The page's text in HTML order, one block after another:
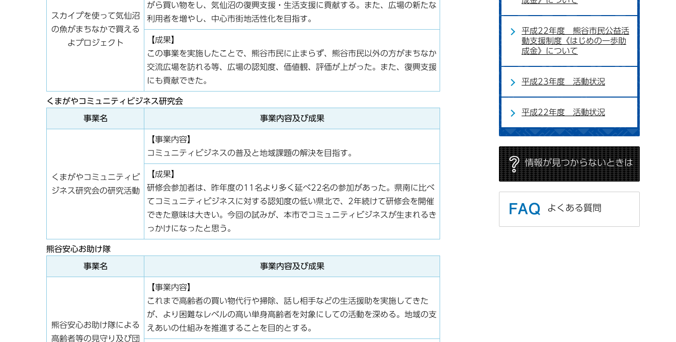
スカイプを使って気仙沼
の魚がまちなかで買える
よプロジェクト
がら買い物をし、気仙沼の復興支援・生活支援に貢献する。また、広場の新たな
利用者を増やし、中心市街地活性化を目指す。
【成果】
この事業を実施したことで、熊谷市民に止まらず、熊谷市民以外の方がまちなか
交流広場を訪れる等、広場の認知度、価値観、評価が上がった。また、復興支援
にも貢献できた。
くまがやコミュニティビジネス研究会
事業名 事業内容及び成果
くまがやコミュニティビ
ジネス研究会の研究活動
【事業内容】
コミュニティビジネスの普及と地域課題の解決を目指す。
【成果】
研修会参加者は、昨年度の11名より多く延べ22名の参加があった。県南に比べ
てコミュニティビジネスに対する認知度の低い県北で、2年続けて研修会を開催
できた意味は大きい。今回の試みが、本市でコミュニティビジネスが生まれるき
っかけになったと思う。
熊谷安心お助け隊
事業名 事業内容及び成果
熊谷安心お助け隊による
高齢者等の見守り及び団
【事業内容】
これまで高齢者の買い物代行や掃除、話し相手などの生活援助を実施してきた
が、より困難なレベルの高い単身高齢者を対象にしての活動を深める。地域の支
えあいの仕組みを推進することを目的とする。
平成22年度 熊谷市民公益活
動支援制度《はじめの一歩助
成金》について
平成23年度 活動状況
平成22年度 活動状況
情報が見つからないときは
よくある質問